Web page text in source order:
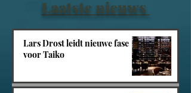
Laatste nieuws
Lars Drost leidt nieuwe fase
voor Taiko